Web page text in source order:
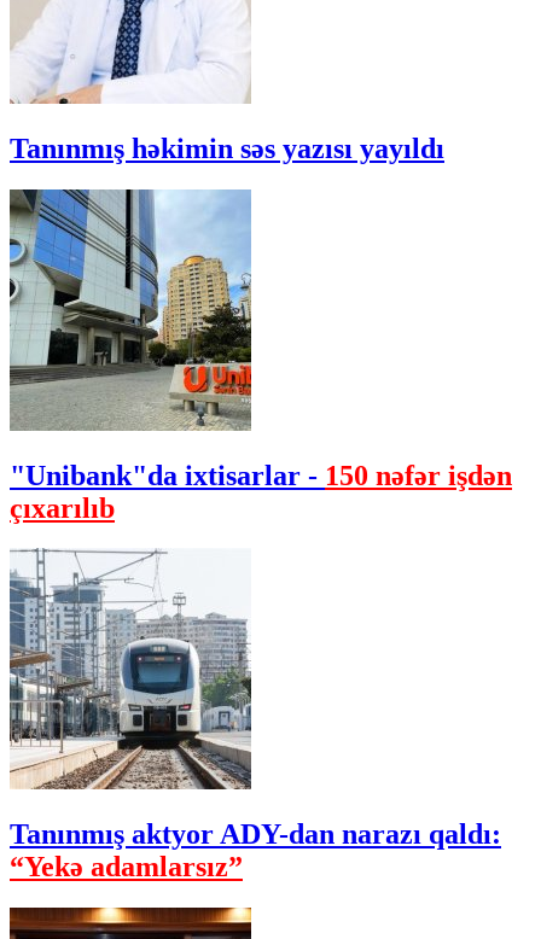
Tanınmış həkimin səs yazısı yayıldı
"Unibank"da ixtisarlar - 150 nəfər işdən
çıxarılıb
Tanınmış aktyor ADY-dan narazı qaldı:
“Yekə adamlarsız”